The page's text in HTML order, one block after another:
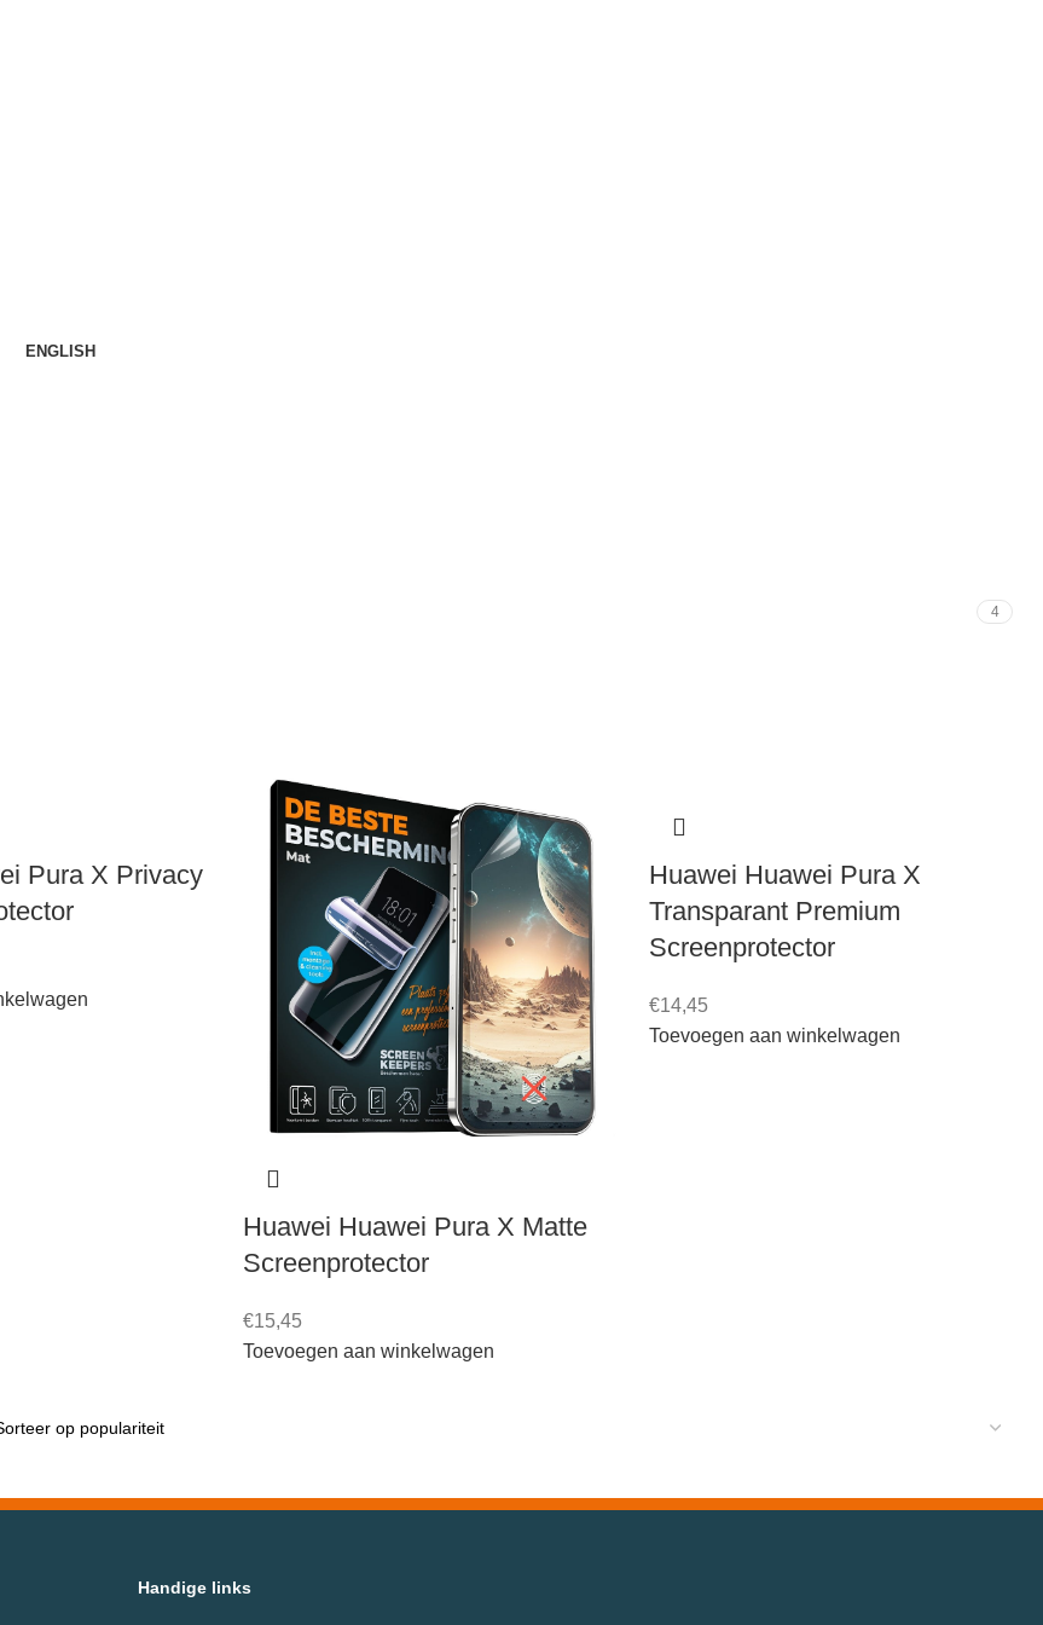
ENGLISH
4
Pura X Privacy
Huawei Huawei Pura X Matte
Screenprotector
€15,45
Toevoegen aan winkelwagen
Huawei Huawei Pura X
Transparant Premium
Screenprotector
€14,45
Toevoegen aan winkelwagen
Handige links